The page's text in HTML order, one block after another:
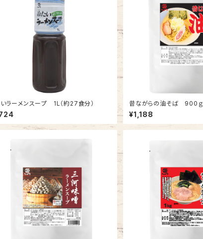
ラーメンスープ 1L（約27食分） 昔ながらの油そば 900ｇ
¥1,188